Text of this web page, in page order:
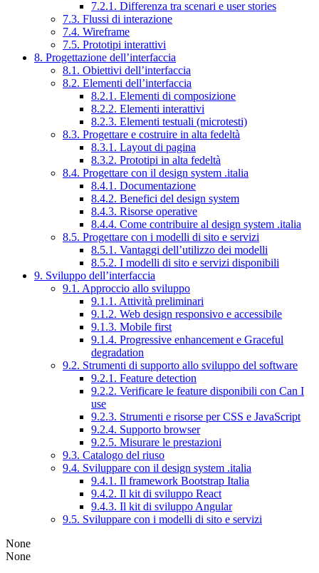
7.2.1. Differenza tra scenari e user stories
7.3. Flussi di interazione
7.4. Wireframe
7.5. Prototipi interattivi
8. Progettazione dell’interfaccia
8.1. Obiettivi dell’interfaccia
8.2. Elementi dell’interfaccia
8.2.1. Elementi di composizione
8.2.2. Elementi interattivi
8.2.3. Elementi testuali (microtesti)
8.3. Progettare e costruire in alta fedeltà
8.3.1. Layout di pagina
8.3.2. Prototipi in alta fedeltà
8.4. Progettare con il design system .italia
8.4.1. Documentazione
8.4.2. Benefici del design system
8.4.3. Risorse operative
8.4.4. Come contribuire al design system .italia
8.5. Progettare con i modelli di sito e servizi
8.5.1. Vantaggi dell’utilizzo dei modelli
8.5.2. I modelli di sito e servizi disponibili
9. Sviluppo dell’interfaccia
9.1. Approccio allo sviluppo
9.1.1. Attività preliminari
9.1.2. Web design responsivo e accessibile
9.1.3. Mobile first
9.1.4. Progressive enhancement e Graceful
degradation
9.2. Strumenti di supporto allo sviluppo del software
9.2.1. Feature detection
9.2.2. Verificare le feature disponibili con Can I
use
9.2.3. Strumenti e risorse per CSS e JavaScript
9.2.4. Supporto browser
9.2.5. Misurare le prestazioni
9.3. Catalogo del riuso
9.4. Sviluppare con il design system .italia
9.4.1. Il framework Bootstrap Italia
9.4.2. Il kit di sviluppo React
9.4.3. Il kit di sviluppo Angular
9.5. Sviluppare con i modelli di sito e servizi
None
None